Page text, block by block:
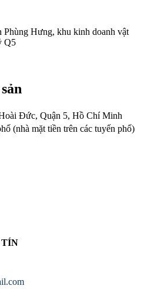
Đức, Quận 5, Hồ Chí Minh
(nhà mặt tiền trên các tuyến phố)
TÍN